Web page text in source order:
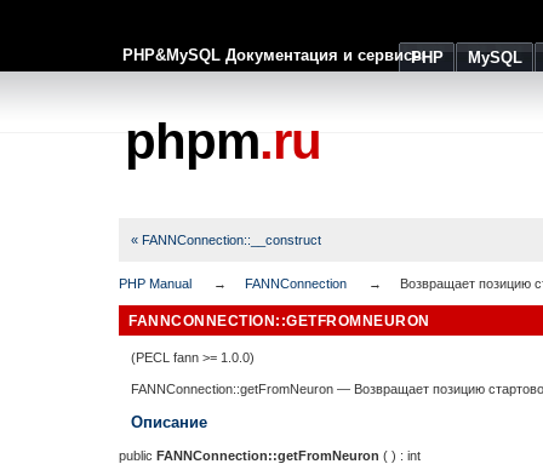
PHP&MySQL Документация и сервисыPHP MySQL
phpm.ru
« FANNConnection::__construct
PHP Manual FANNConnection Возвращает позицию
FANNCONNECTION::GETFROMNEURON
(PECL fann >= 1.0.0)
FANNConnection::getFromNeuron — Возвращает позицию
Описание
public FANNConnection::getFromNeuron ( ) : int